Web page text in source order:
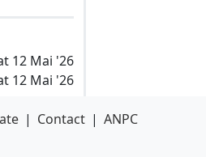
12 Mai '26
12 Mai '26
| Contact | ANPC